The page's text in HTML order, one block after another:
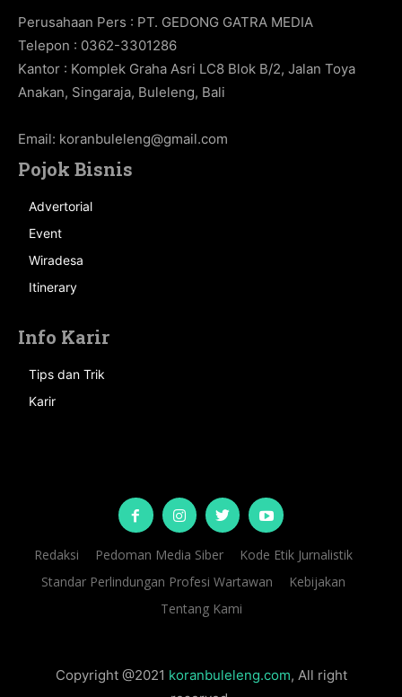
Perusahaan Pers : PT. GEDONG GATRA MEDIA
Telepon : 0362-3301286
Kantor : Komplek Graha Asri LC8 Blok B/2, Jalan Toya
Anakan, Singaraja, Buleleng, Bali
Email: koranbuleleng@gmail.com
Pojok Bisnis
Advertorial
Event
Wiradesa
Itinerary
Info Karir
Tips dan Trik
Karir
Redaksi Pedoman Media Siber
Kode Etik Jurnalistik
Standar Perlindungan Profesi Wartawan
Kebijakan
Tentang Kami
Copyright @2021 koranbuleleng.com, All right